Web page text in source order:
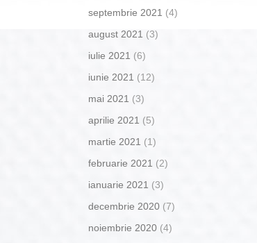
septembrie 2021 (4)
august 2021 (3)
iulie 2021 (6)
iunie 2021 (12)
mai 2021 (3)
aprilie 2021 (5)
martie 2021 (1)
februarie 2021 (2)
ianuarie 2021 (3)
decembrie 2020 (7)
noiembrie 2020 (4)